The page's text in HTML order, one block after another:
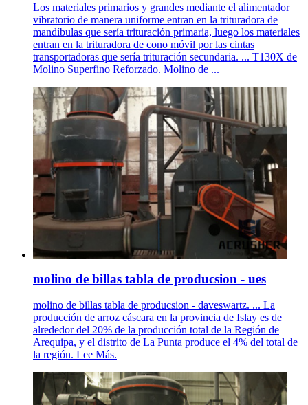
Los materiales primarios y grandes mediante el alimentador
vibratorio de manera uniforme entran en la trituradora de
mandíbulas que sería trituración primaria, luego los materiales
entran en la trituradora de cono móvil por las cintas
transportadoras que sería trituración secundaria. ... T130X de
Molino Superfino Reforzado. Molino de ...
molino de billas tabla de producsion - ues
molino de billas tabla de producsion - daveswartz. ... La
producción de arroz cáscara en la provincia de Islay es de
alrededor del 20% de la producción total de la Región de
Arequipa, y el distrito de La Punta produce el 4% del total de
la región. Lee Más.